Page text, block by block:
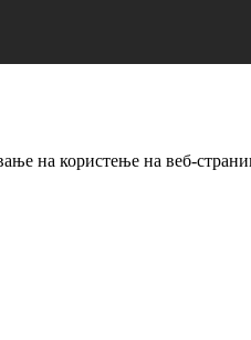
на користење на веб-